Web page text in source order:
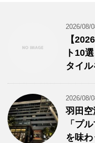
2026/08/
【
ト10
タイ
2026/08/
羽田空
「プ
を味